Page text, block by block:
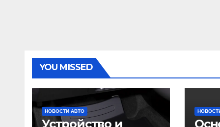
YOU MISSED
НОВОСТИ АВТО
Устройство и